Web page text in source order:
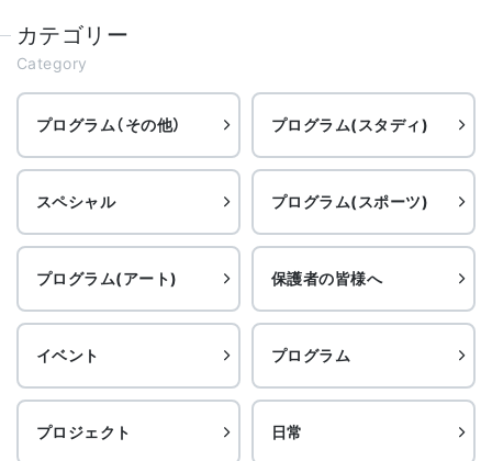
カテゴリー
Category
プログラム（その他） プログラム(スタディ)
スペシャル プログラム(スポーツ)
プログラム(アート) 保護者の皆様へ
イベント プログラム
プロジェクト 日常